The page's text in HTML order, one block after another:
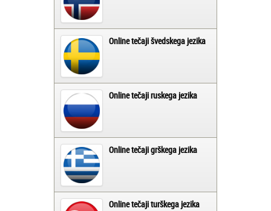
Online tečaji švedskega jezika
Online tečaji ruskega jezika
Online tečaji grškega jezika
Online tečaji turškega jezika